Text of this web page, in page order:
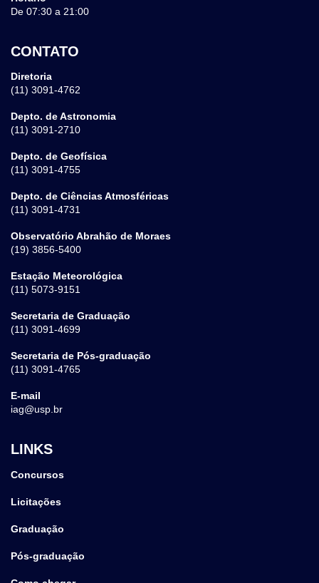
De 07:30 a 21:00
CONTATO
Diretoria
(11) 3091-4762
Depto. de Astronomia
(11) 3091-2710
Depto. de Geofísica
(11) 3091-4755
Depto. de Ciências Atmosféricas
(11) 3091-4731
Observatório Abrahão de Moraes
(19) 3856-5400
Estação Meteorológica
(11) 5073-9151
Secretaria de Graduação
(11) 3091-4699
Secretaria de Pós-graduação
(11) 3091-4765
E-mail
iag@usp.br
LINKS
Concursos
Licitações
Graduação
Pós-graduação